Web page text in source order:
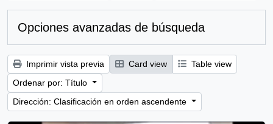
Opciones avanzadas de búsqueda
Imprimir vista previa Card view
Table view
Ordenar por: Título
Dirección: Clasificación en orden ascendente